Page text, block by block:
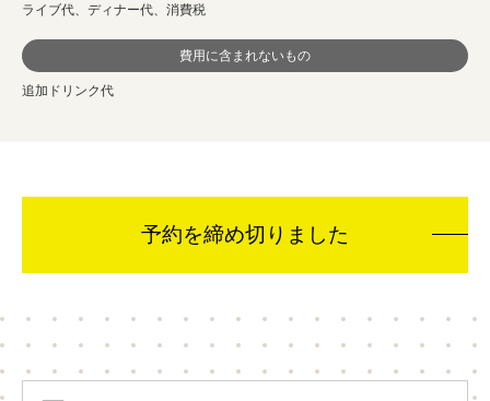
ライブ代、ディナー代、消費税
費用に含まれないもの
追加ドリンク代
予約を締め切りました